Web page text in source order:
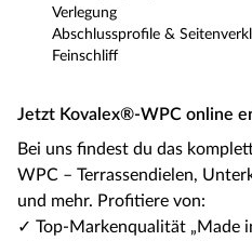
Verlegung
Abschlussprofile &
Feinschliff
Jetzt Kovalex®-WPC online
Bei uns findest du das
WPC – Terrassendielen,
und mehr. Profitiere von:
✓ Top-Markenqualität „Made